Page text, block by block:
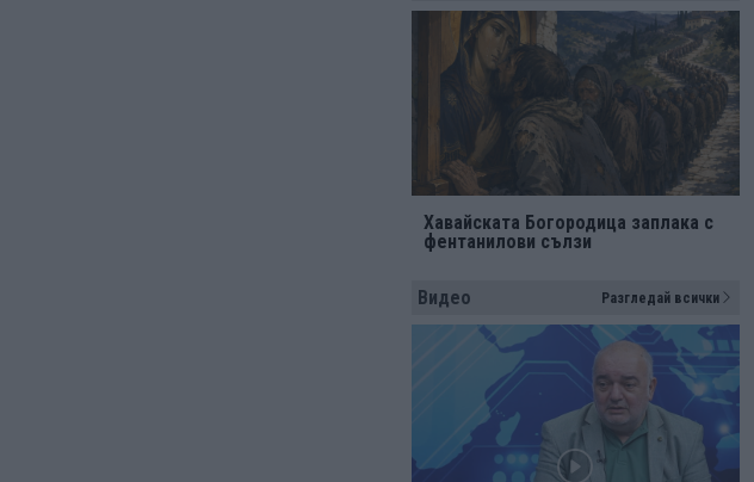
Хавайската Богородица заплака с
фентанилови сълзи
Видео Разгледай всички